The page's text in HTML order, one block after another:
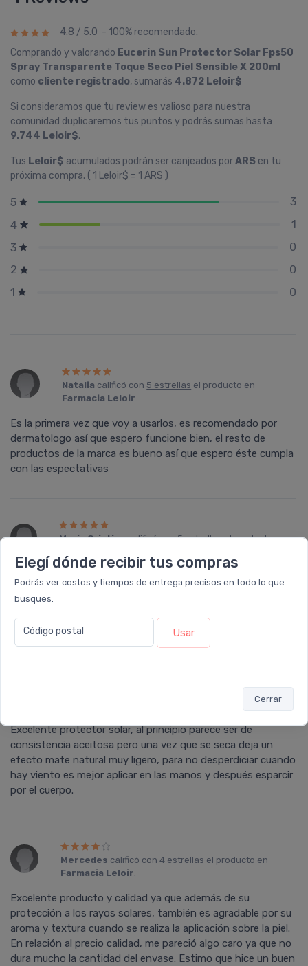
Elegí dónde recibir tus compras
Podrás ver costos y tiempos de entrega precisos en todo lo que
busques.
Código postal Usar
Cerrar
4.8 / 5.0 - 100% recomendado.
Comprando y valorando Eucerin Sun Protector Solar Fps50
Spray Transparente Toque Seco Piel Sensible X 200ml
como cliente registrado, sumarás 4.872 Leloir$
Si consideramos que tu review es valioso para nuestra
comunidad duplicaremos tus puntos y podrás sumas hasta
9.744 Leloir$.
Tus Leloir$ acumulados podrán ser canjeados porARS en tu
próxima compra. ( 1 Leloir$ = 1 ARS )
5
3
4
1
3
0
2
0
1
0
Natalia calificó con 5 estrellas el producto en
Farmacia Leloir.
Es la primera vez que voy a usarlos, es recomendado por
dermatologo así que espero funcione bien, el resto de
productos de la marca es bueno así que espero éste cumpla
con las espectativas
Maria Cristinacalificó con5 estrellasel producto en
Nunca había usado protector solar en aerosol,es fantástico.
Se distribuye perfectamente, rinde mucho más que
cualquier otro. La calidad de los productos eucerin es
incomparable.
el producto en
Excelente protector solar, al principio parece ser de
consistencia aceitosa pero una vez que se seca deja un
efecto mate natural muy ligero, para no desperdiciar cuando
hay viento es mejor aplicar en las manos y después esparcir
por el cuerpo.
Mercedes calificó con4 estrellas el producto en
Farmacia Leloir.
Excelente producto y calidad ya que además de su
protección a los rayos solares, también es agradable por su
aroma y textura cuando se realiza la aplicación sobre la piel.
En relación al precio calidad, me pareció algo caro ya que no
dura mucho la cantidad del envase. Estimo que hice un buen